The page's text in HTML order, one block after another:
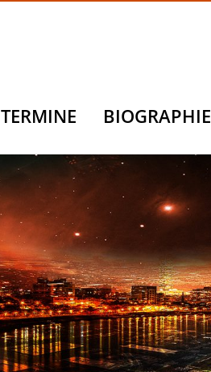
TERMINE BIOGRAPHIE